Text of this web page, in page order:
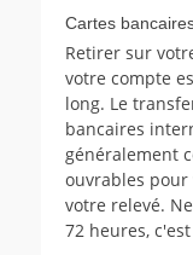
Cartes
Retirer sur
votre compte
long. Le
bancaires
généralement
ouvrables
votre relevé.
72 heures,